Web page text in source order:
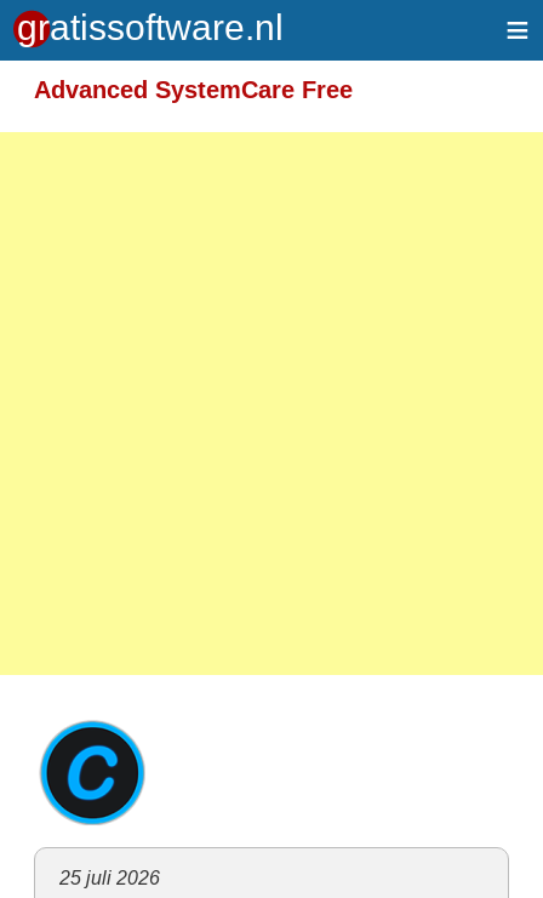
≡
Advanced SystemCare Free
25 juli 2026